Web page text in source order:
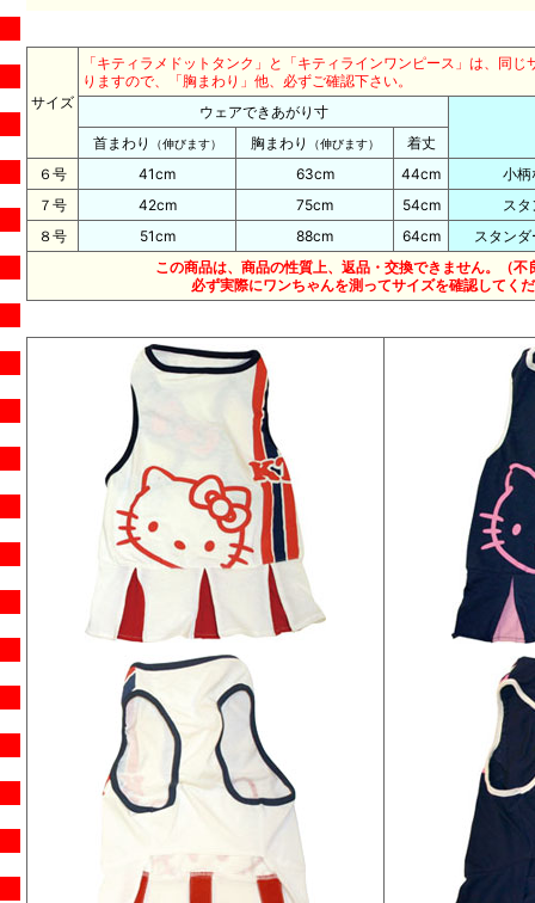
サイズ
「キティラメドットタンク」と「キティラインワンピース」は、同
りますので、「胸まわり」他、必ずご確認下さい。
ウェアできあがり寸
首まわり
（伸びます） 胸まわり （伸びます）
着丈
６号
41cm 63cm 44cm
小柄
７号
42cm 75cm 54cm
ス
８号
51cm 88cm 64cm
スタン
この商品は、商品の性質上、返品・交換できません。（不
必ず実際にワンちゃんを測ってサイズを確認してく